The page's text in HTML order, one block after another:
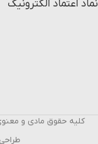
نماد اعتماد الکترونیک
کلیه حقوق مادی و